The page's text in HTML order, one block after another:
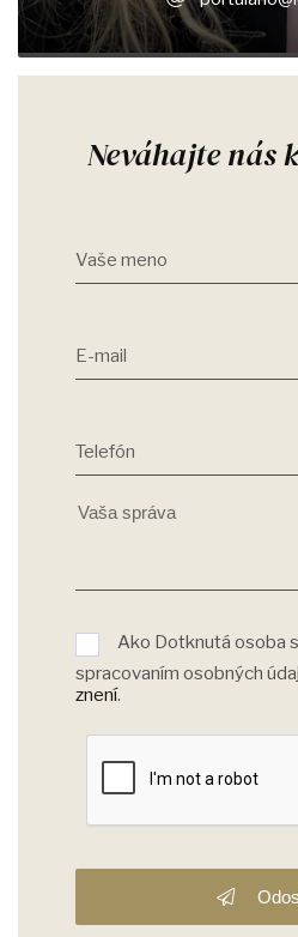
Neváhajte nás
Vaše meno
E-mail
Telefón
Ako Dotknutá osoba
spracovaním osobných
znení.